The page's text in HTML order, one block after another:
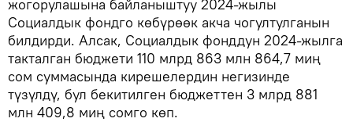
жогорулашына байланыштуу 2024-жылы
Социалдык фондго көбүрөөк акча чогултулганын
билдирди. Алсак, Социалдык фонддун 2024-жылга
такталган бюджети 110 млрд 863 млн 864,7 миң
сом суммасында кирешелердин негизинде
түзүлдү, бул бекитилген бюджеттен 3 млрд 881
млн 409,8 миң сомго көп.